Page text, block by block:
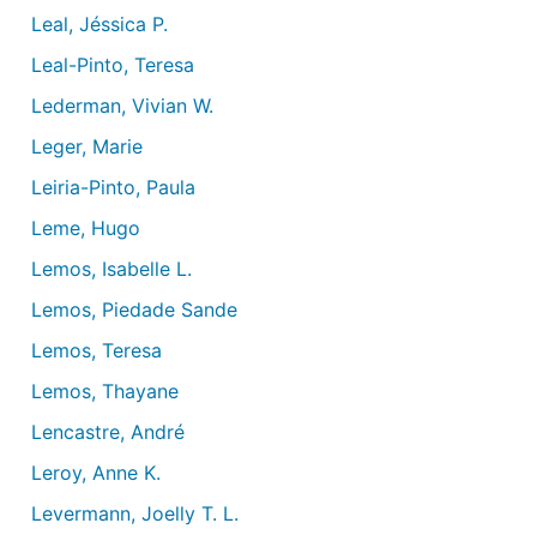
Leal, Jéssica P.
Leal-Pinto, Teresa
Lederman, Vivian W.
Leger, Marie
Leiria-Pinto, Paula
Leme, Hugo
Lemos, Isabelle L.
Lemos, Piedade Sande
Lemos, Teresa
Lemos, Thayane
Lencastre, André
Leroy, Anne K.
Levermann, Joelly T. L.